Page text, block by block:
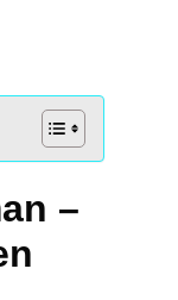
–